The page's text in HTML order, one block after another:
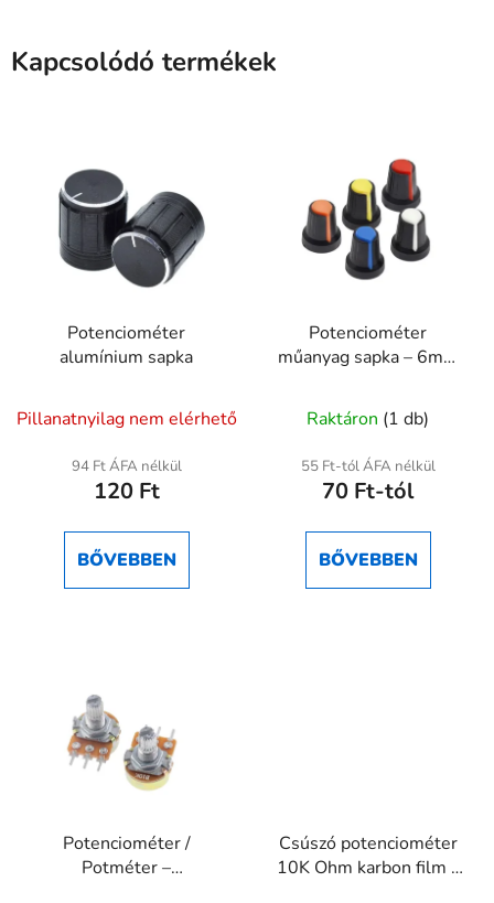
Kapcsolódó termékek
Potenciométer
alumínium sapka
termék
átlagos
értékelése
ből
Pillanatnyilag nem elérhető
94 Ft ÁFA nélkül
120 Ft
BŐVEBBEN
Potenciométer
műanyag sapka – 6mm
recézett, többféle szín
Raktáron (1 db)
55 Ft-tól ÁFA nélkül
70 Ft-tól
BŐVEBBEN
Potenciométer /
Potméter –
Csúszó potenciométer
10K Ohm karbon film –